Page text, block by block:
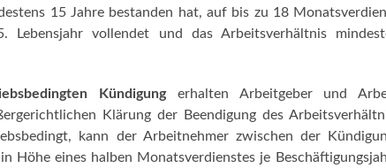
15 Jahre bestanden hat, auf bis zu 18
Lebensjahr vollendet und das Arbeitsverhältnis
Kündigungerhalten Arbeitgeber und
Klärung der Beendigung des
kann der Arbeitnehmer zwischen der
Höhe eines halben Monatsverdienstes je